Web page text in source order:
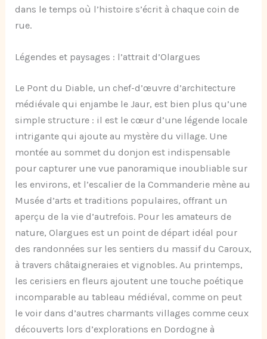
dans le temps où l’histoire s’écrit à chaque coin de
rue.
Légendes et paysages : l’attrait d’Olargues
Le Pont du Diable, un chef-d’œuvre d’architecture
médiévale qui enjambe le Jaur, est bien plus qu’une
simple structure : il est le cœur d’une légende locale
intrigante qui ajoute au mystère du village. Une
montée au sommet du donjon est indispensable
pour capturer une vue panoramique inoubliable sur
les environs, et l’escalier de la Commanderie mène au
Musée d’arts et traditions populaires, offrant un
aperçu de la vie d’autrefois. Pour les amateurs de
nature, Olargues est un point de départ idéal pour
des randonnées sur les sentiers du massif du Caroux,
à travers châtaigneraies et vignobles. Au printemps,
les cerisiers en fleurs ajoutent une touche poétique
incomparable au tableau médiéval, comme on peut
le voir dans d’autres charmants villages comme ceux
découverts lors d’explorations en Dordogne à